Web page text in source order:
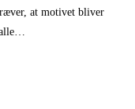
at motivet bliver